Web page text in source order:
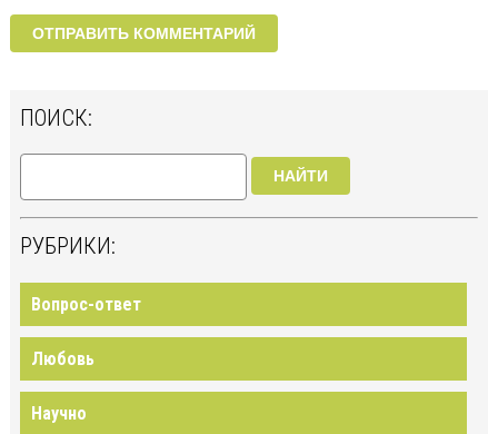
ПОИСК:
НАЙТИ
РУБРИКИ:
Вопрос-ответ
Любовь
Научно